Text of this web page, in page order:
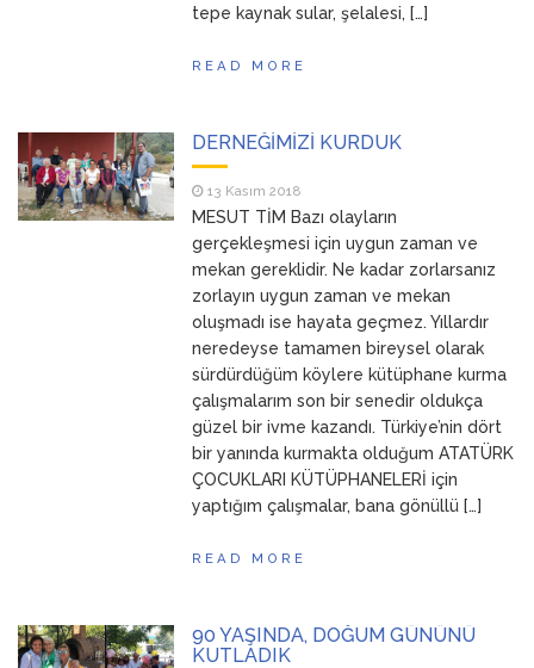
tepe kaynak sular, şelalesi, […]
READ MORE
DERNEĞİMİZİ KURDUK
13 Kasım 2018
MESUT TİM Bazı olayların
gerçekleşmesi için uygun zaman ve
mekan gereklidir. Ne kadar zorlarsanız
zorlayın uygun zaman ve mekan
oluşmadı ise hayata geçmez. Yıllardır
neredeyse tamamen bireysel olarak
sürdürdüğüm köylere kütüphane kurma
çalışmalarım son bir senedir oldukça
güzel bir ivme kazandı. Türkiye’nin dört
bir yanında kurmakta olduğum ATATÜRK
ÇOCUKLARI KÜTÜPHANELERİ için
yaptığım çalışmalar, bana gönüllü […]
READ MORE
90 YAŞINDA, DOĞUM GÜNÜNÜ
KUTLADIK